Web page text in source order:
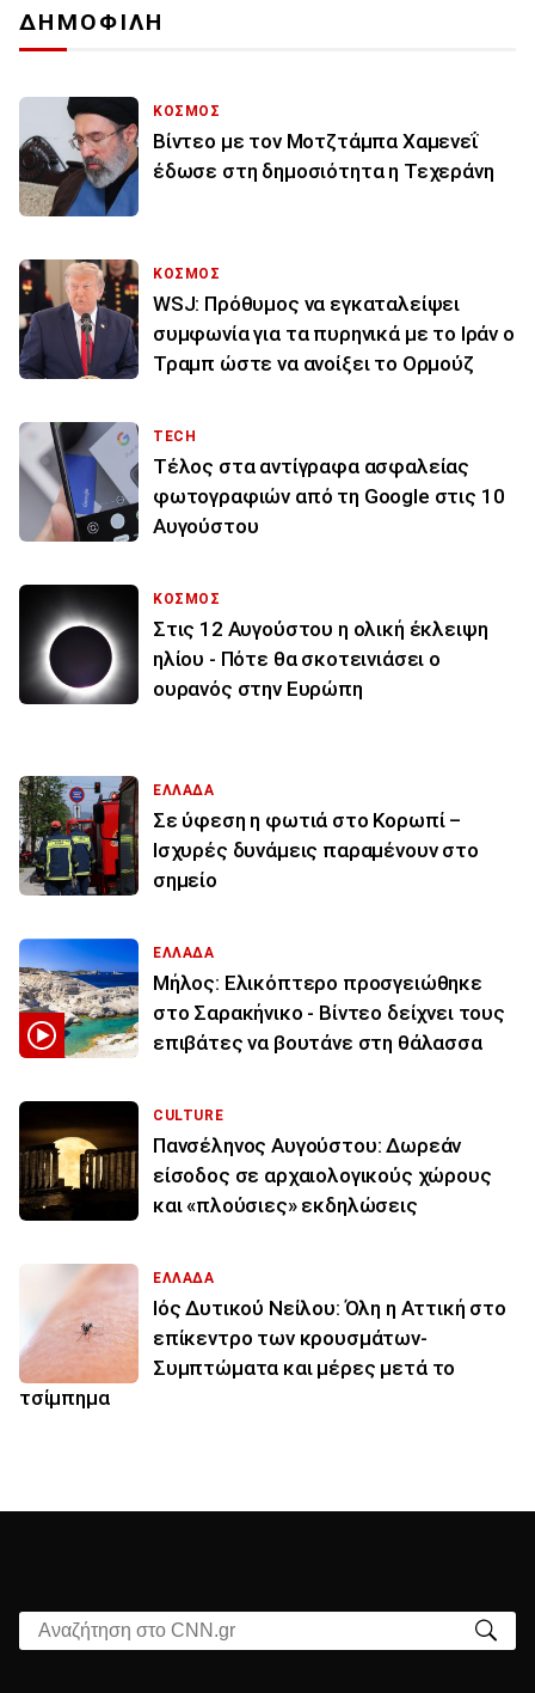
ΔΗΜΟΦΙΛΗ
ΚΟΣΜΟΣ
Βίντεο με τον Μοτζτάμπα Χαμενεΐ
έδωσε στη δημοσιότητα η Τεχεράνη
ΚΟΣΜΟΣ
WSJ: Πρόθυμος να εγκαταλείψει
συμφωνία για τα πυρηνικά με το Ιράν ο
Τραμπ ώστε να ανοίξει το Ορμούζ
TECH
Τέλος στα αντίγραφα ασφαλείας
φωτογραφιών από τη Google στις 10
Αυγούστου
ΚΟΣΜΟΣ
Στις 12 Αυγούστου η ολική έκλειψη
ηλίου - Πότε θα σκοτεινιάσει ο
ουρανός στην Ευρώπη
ΕΛΛΑΔΑ
Σε ύφεση η φωτιά στο Κορωπί –
Ισχυρές δυνάμεις παραμένουν στο
σημείο
ΕΛΛΑΔΑ
Μήλος: Ελικόπτερο προσγειώθηκε
στο Σαρακήνικο - Βίντεο δείχνει τους
επιβάτες να βουτάνε στη θάλασσα
CULTURE
Πανσέληνος Αυγούστου: Δωρεάν
είσοδος σε αρχαιολογικούς χώρους
και «πλούσιες» εκδηλώσεις
ΕΛΛΑΔΑ
Ιός Δυτικού Νείλου: Όλη η Αττική στο
επίκεντρο των κρουσμάτων-
Συμπτώματα και μέρες μετά το
τσίμπημα
Αναζήτηση στο CNN.gr